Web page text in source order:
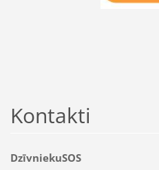
Kontakti
DzīvniekuSOS